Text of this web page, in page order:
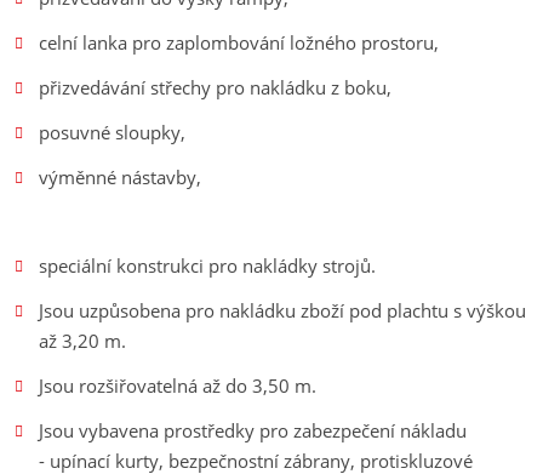
celní lanka pro zaplombování ložného prostoru,
přizvedávání střechy pro nakládku z boku,
posuvné sloupky,
výměnné nástavby,
speciální konstrukci pro nakládky strojů.
Jsou uzpůsobena pro nakládku zboží pod plachtu s výškou
až 3,20 m.
Jsou rozšiřovatelná až do 3,50 m.
Jsou vybavena prostředky pro zabezpečení nákladu
- upínací kurty, bezpečnostní zábrany, protiskluzové